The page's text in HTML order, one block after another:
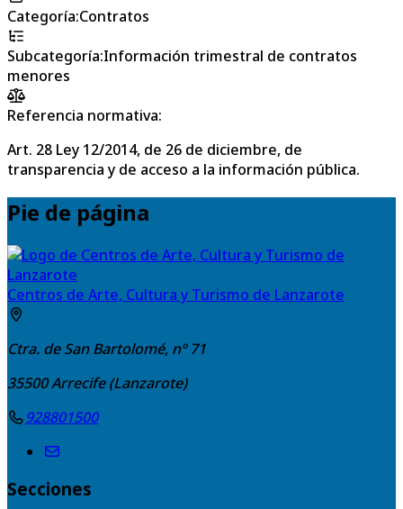
Categoría:Contratos
Subcategoría:Información trimestral de contratos
menores
Referencia normativa:
Art. 28 Ley 12/2014, de 26 de diciembre, de
transparencia y de acceso a la información pública.
Pie de página
Centros de Arte, Cultura y Turismo de Lanzarote
Ctra. de San Bartolomé, nº 71
35500Arrecife (Lanzarote)
928801500
Secciones